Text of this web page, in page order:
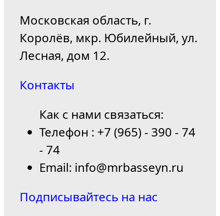
Московская область, г.
Королёв, мкр. Юбилейный, ул.
Лесная, дом 12.
Контакты
Как с нами связаться:
Телефон : +7 (965) - 390 - 74
- 74
Email: info@mrbasseyn.ru
Подписывайтесь на нас